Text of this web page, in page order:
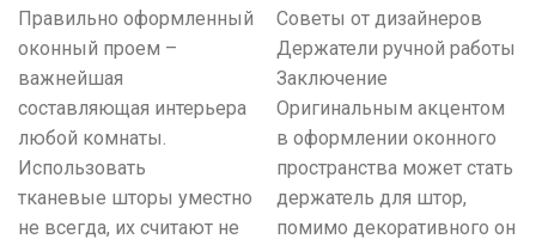
Правильно оформленный
оконный проем –
важнейшая
составляющая интерьера
любой комнаты.
Использовать
тканевые шторы уместно
не всегда, их считают не
Советы от дизайнеров
Держатели ручной работы
Заключение
Оригинальным акцентом
в оформлении оконного
пространства может стать
держатель для штор,
помимо декоративного он